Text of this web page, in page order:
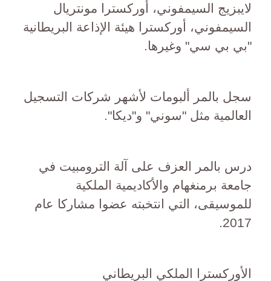
لايبزيج السيمفوني، أوركسترا مونتريال
السيمفوني، أوركسترا هيئة الإذاعة البريطانية
"بي بي سي" وغيرها.
سجل بالمر ألبومات لأشهر شركات التسجيل
العالمية مثل "سوني" و"ديكا".
درس بالمر العزف على آلة الترومبيت في
جامعة برمنغهام والأكاديمية الملكية
للموسيقى، التي انتخبته عضوا مشاركا عام
2017.
الأوركسترا الملكي البريطاني